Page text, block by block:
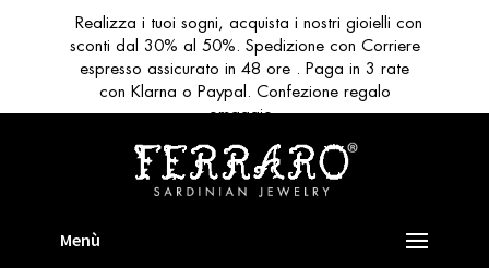
Realizza i tuoi sogni, acquista i nostri gioielli con
sconti dal 30% al 50%. Spedizione con Corriere
espresso assicurato in 48 ore . Paga in 3 rate
con Klarna o Paypal. Confezione regalo
omaggio